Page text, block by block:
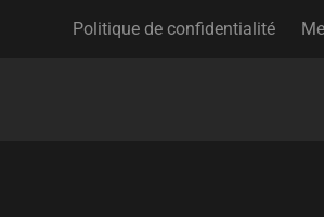
Politique de confidentialité